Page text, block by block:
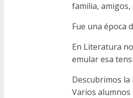
familia, amigos,
Fue una época
En Literatura
emular esa
Descubrimos la
Varios